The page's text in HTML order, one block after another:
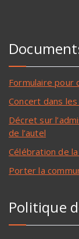
Formulaire pour
Concert dans
Décret sur
de l’autel
Célébration de
Porter la
Politique